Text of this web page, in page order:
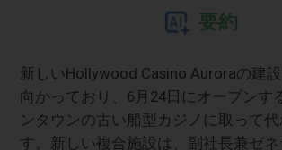
要約
新しいHollywood Casino Auroraの建
向かっており、6月24日にオープンす
ンタウンの古い船型カジノに取って
す。新しい複合施設は、副社長兼ゼ